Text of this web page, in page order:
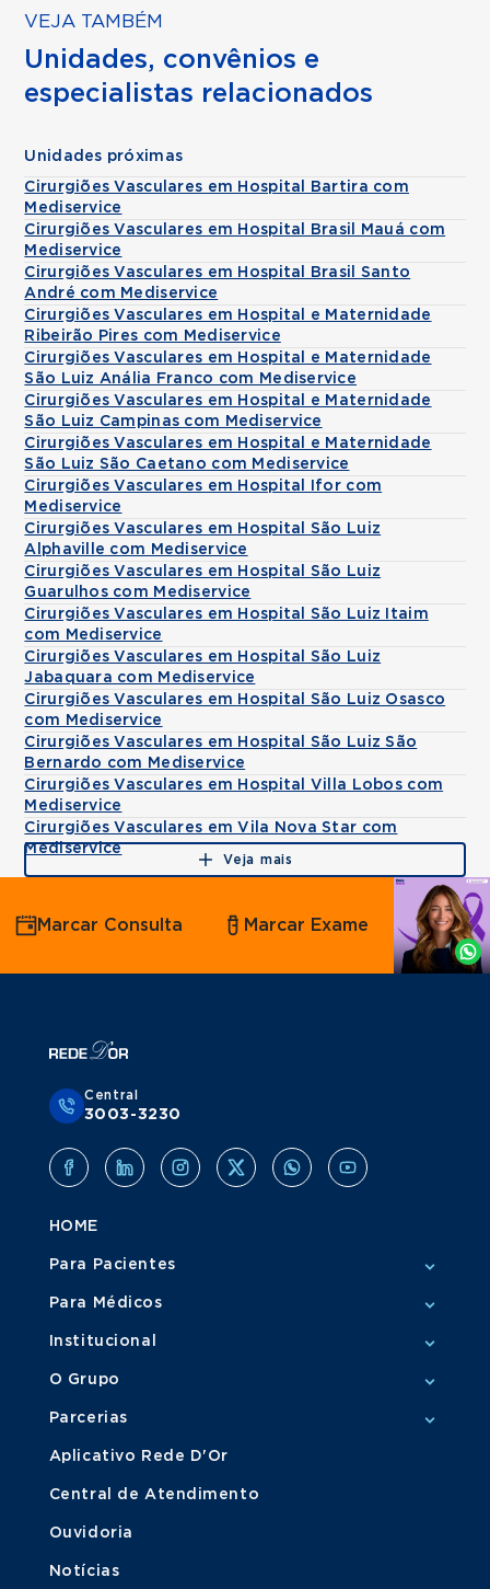
VEJA TAMBÉM
Unidades, convênios e
especialistas relacionados
Unidades próximas
Cirurgiões Vasculares em Hospital Bartira com
Mediservice
Cirurgiões Vasculares em Hospital Brasil Mauá com
Mediservice
Cirurgiões Vasculares em Hospital Brasil Santo
André com Mediservice
Cirurgiões Vasculares em Hospital e Maternidade
Ribeirão Pires com Mediservice
Cirurgiões Vasculares em Hospital e Maternidade
São Luiz Anália Franco com Mediservice
Cirurgiões Vasculares em Hospital e Maternidade
São Luiz Campinas com Mediservice
Cirurgiões Vasculares em Hospital e Maternidade
São Luiz São Caetano com Mediservice
Cirurgiões Vasculares em Hospital Ifor com
Mediservice
Cirurgiões Vasculares em Hospital São Luiz
Alphaville com Mediservice
Cirurgiões Vasculares em Hospital São Luiz
Guarulhos com Mediservice
Cirurgiões Vasculares em Hospital São Luiz Itaim
com Mediservice
Cirurgiões Vasculares em Hospital São Luiz
Jabaquara com Mediservice
Cirurgiões Vasculares em Hospital São Luiz Osasco
com Mediservice
Cirurgiões Vasculares em Hospital São Luiz São
Bernardo com Mediservice
Cirurgiões Vasculares em Hospital Villa Lobos com
Mediservice
Cirurgiões Vasculares em Vila Nova Star com
Mediservice
Veja mais
Agende
por
Whatsapp
Marcar Consulta Marcar Exame
Central
3003-3230
HOME
Para Pacientes
Para Médicos
Institucional
O Grupo
Parcerias
Aplicativo Rede D'Or
Central de Atendimento
Ouvidoria
Notícias